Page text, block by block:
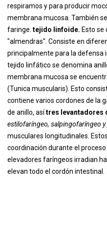
respiramos y para producir
membrana mucosa. También
faringe. tejido linfoide. Esto
"almendras". Consiste en
principalmente para la defensa
tejido linfático se denomina
membrana mucosa se
(Tunica muscularis). Esto
contiene varios cordones de la
de anillo, asítres levantadores
estilofaríngeo, salpingofaríngeo
musculares longitudinales.
coordinación durante el
elevadores faríngeos irradian
elevan todo el cordón intestinal.